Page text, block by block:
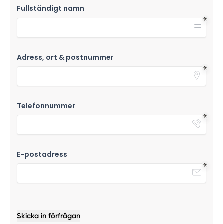
Fullständigt namn
Adress, ort & postnummer
Telefonnummer
E-postadress
Skicka in förfrågan